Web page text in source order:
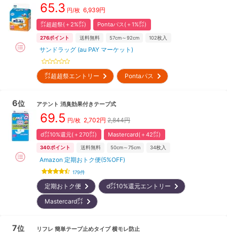
65.3 円/枚 6,939円
㌽超超祭(＋2%㌽) Pontaパス(＋1%㌽)
276ポイント 送料無料 57cm～92cm 102枚入
サンドラッグ (au PAY マーケット)
㌽超超祭エントリー Pontaパス
6位 アテント 消臭効果付きテープ式
69.5 円/枚 2,702円 2,844円
d㌽10%還元(＋270㌽) Mastercard(＋42㌽)
340ポイント 送料無料 50cm～75cm 34枚入
Amazon 定期おトク便(5%OFF)
179件
定期おトク便
d㌽10%還元エントリー
Mastercard㌽
7位 リフレ 簡単テープ止めタイプ 横モレ防止